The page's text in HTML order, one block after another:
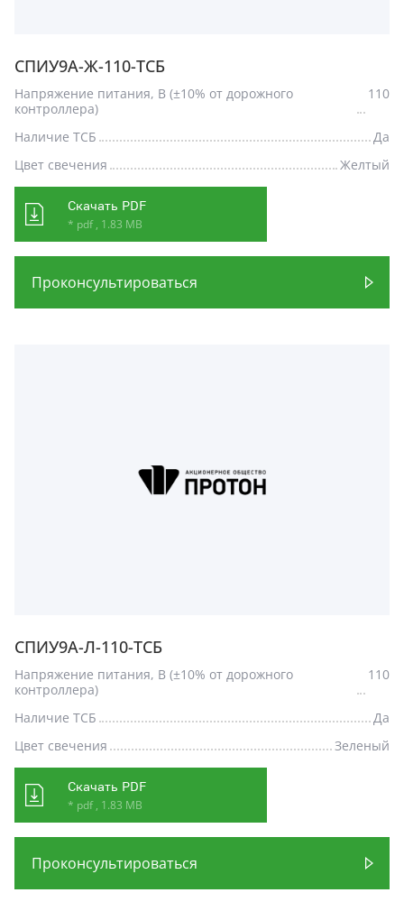
СПИУ9А-Ж-110-ТСБ
Напряжение питания, В (±10% от дорожного
контроллера)
110
Наличие ТСБ
Да
Цвет свечения
Желтый
Скачать PDF
* pdf , 1.83 MB
Проконсультироваться
СПИУ9А-Л-110-ТСБ
Напряжение питания, В (±10% от дорожного
контроллера)
110
Наличие ТСБ
Да
Цвет свечения
Зеленый
Скачать PDF
* pdf , 1.83 MB
Проконсультироваться